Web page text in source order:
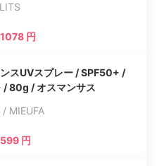
円
スUVスプレー / SPF50+ /
80g / オスマンサス
/ MIEUFA
円